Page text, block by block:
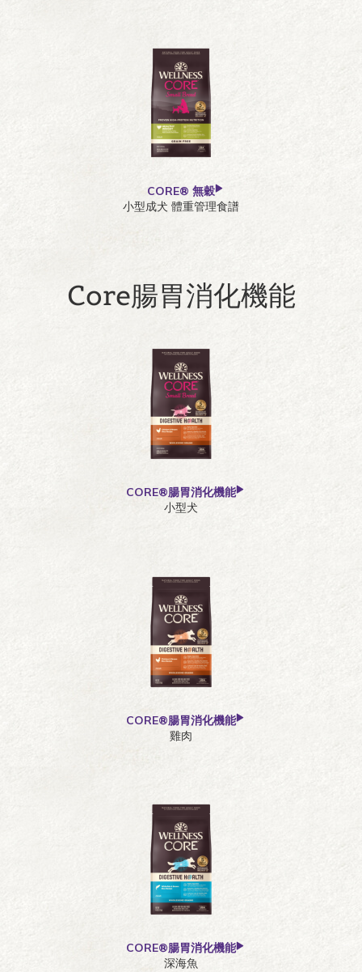
CORE® 無穀
小型成犬 體重管理食譜
Core腸胃消化機能
CORE®腸胃消化機能
小型犬
CORE®腸胃消化機能
雞肉
CORE®腸胃消化機能
深海魚